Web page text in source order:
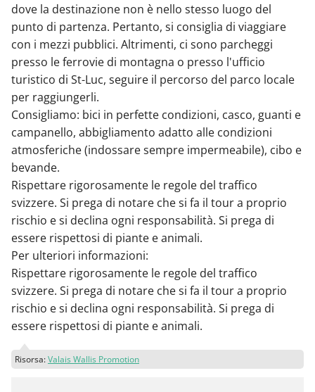
dove la destinazione non è nello stesso luogo del
punto di partenza. Pertanto, si consiglia di viaggiare
con i mezzi pubblici. Altrimenti, ci sono parcheggi
presso le ferrovie di montagna o presso l'ufficio
turistico di St-Luc, seguire il percorso del parco locale
per raggiungerli.
Consigliamo: bici in perfette condizioni, casco, guanti e
campanello, abbigliamento adatto alle condizioni
atmosferiche (indossare sempre impermeabile), cibo e
bevande.
Rispettare rigorosamente le regole del traffico
svizzere. Si prega di notare che si fa il tour a proprio
rischio e si declina ogni responsabilità. Si prega di
essere rispettosi di piante e animali.
Per ulteriori informazioni:
Rispettare rigorosamente le regole del traffico
svizzere. Si prega di notare che si fa il tour a proprio
rischio e si declina ogni responsabilità. Si prega di
essere rispettosi di piante e animali.
Risorsa:Valais Wallis Promotion